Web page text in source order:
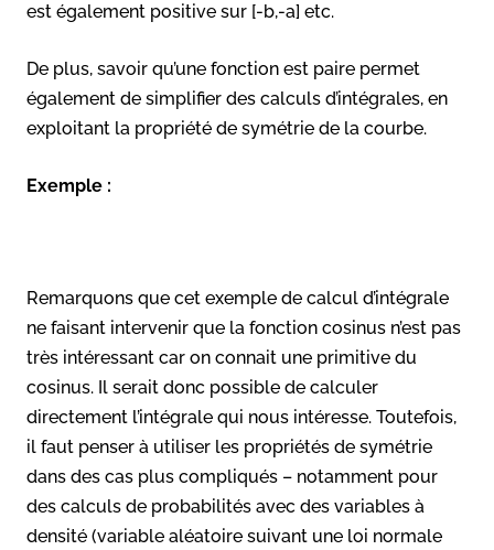
est également positive sur [-b,-a] etc.
De plus, savoir qu’une fonction est paire permet
également de simplifier des calculs d’intégrales, en
exploitant la propriété de symétrie de la courbe.
Exemple :
Remarquons que cet exemple de calcul d’intégrale
ne faisant intervenir que la fonction cosinus n’est pas
très intéressant car on connait une primitive du
cosinus. Il serait donc possible de calculer
directement l’intégrale qui nous intéresse. Toutefois,
il faut penser à utiliser les propriétés de symétrie
dans des cas plus compliqués – notamment pour
des calculs de probabilités avec des variables à
densité (variable aléatoire suivant une loi normale